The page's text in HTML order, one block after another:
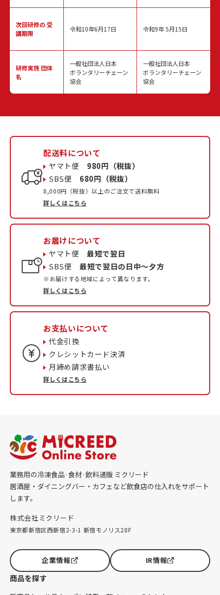
次回研修の受
講期限
研修実施 団体
名
令和10年6月17日
一般社団法人日本
ボランタリーチェーン
協会
令和9年 5月15日
一般社団法人日本
ボランタリーチェーン
協会
配送料について
ヤマト便 980円（税抜）
SBS便 680円（税抜）
8,000円（税抜）以上のご注文で送料無料
詳しくはこちら
お届けについて
ヤマト便最短で翌日
SBS便最短で翌日の日中〜夕方
※お届けする地域によって異なります。
詳しくはこちら
お支払いについて
代金引換
クレシットカード決済
月締め請求書払い
詳しくはこちら
業務用の冷凍食品·食材·飲料通販 ミクリード
居酒屋・ダイニングバー・カフェなど飲食店の仕入れをサポート
します。
株式会社ミクリード
東京都新宿区西新宿2-3-1 新宿モノリス28F
企業情報 IR情報
商品を探す